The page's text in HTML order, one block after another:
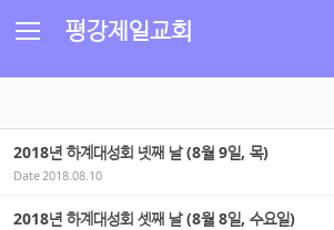
평강제일교회
2018년 하계대성회 넷째 날 (8월 9일, 목)
Date2018.08.10
2018년 하계대성회 셋째 날 (8월 8일, 수요일)